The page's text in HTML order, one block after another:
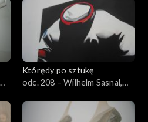
Którędy po sztukę
odc. 208 – Wilhelm Sasnal,